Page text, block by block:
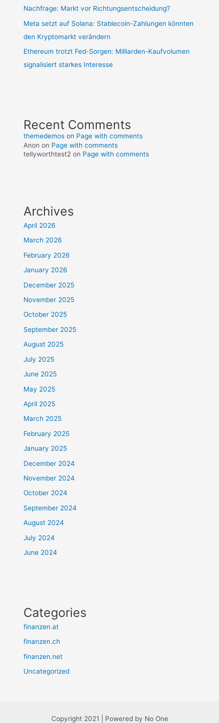
Nachfrage: Markt vor Richtungsentscheidung?
Meta setzt auf Solana: Stablecoin-Zahlungen könnten
den Kryptomarkt verändern
Ethereum trotzt Fed-Sorgen: Milliarden-Kaufvolumen
signalisiert starkes Interesse
Recent Comments
themedemos on Page with comments
Anon on Page with comments
tellyworthtest2 on Page with comments
Archives
April 2026
March 2026
February 2026
January 2026
December 2025
November 2025
October 2025
September 2025
August 2025
July 2025
June 2025
May 2025
April 2025
March 2025
February 2025
January 2025
December 2024
November 2024
October 2024
September 2024
August 2024
July 2024
June 2024
Categories
finanzen.at
finanzen.ch
finanzen.net
Uncategorized
Copyright 2021 | Powered by No One